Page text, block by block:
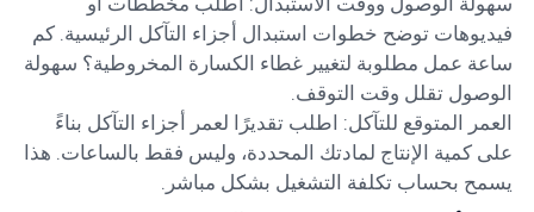
فيديوهات توضح خطوات استبدال أجزاء التآكل الرئيسية. كم
ساعة عمل مطلوبة لتغيير غطاء الكسارة المخروطية؟ سهولة
الوصول تقلل وقت التوقف.
العمر المتوقع للتآكل: اطلب تقديرًا لعمر أجزاء التآكل بناءً
على كمية الإنتاج لمادتك المحددة، وليس فقط بالساعات. هذا
يسمح بحساب تكلفة التشغيل بشكل مباشر.